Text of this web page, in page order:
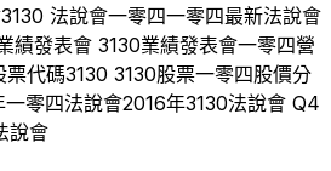
3130 法說會一零四一零四最新法說會
績發表會 3130業績發表會一零四營
票代碼3130 3130股票一零四股價分
一零四法說會2016年3130法說會 Q4
說會